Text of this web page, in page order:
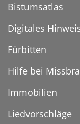
Bistumsatlas
Digitales
Fürbitten
Hilfe bei
Immobilien
Liedvorschläge